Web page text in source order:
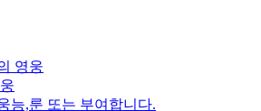
영웅
능,룬 또는 부여합니다.